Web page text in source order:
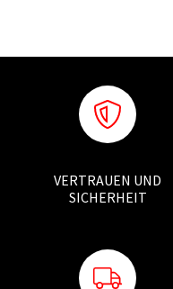
VERTRAUEN UND
SICHERHEIT